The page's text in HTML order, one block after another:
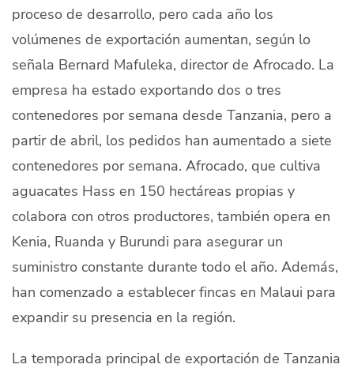
Quiénes Somos
Productores
Mercados
Contacto
modo claro
proceso de desarrollo, pero cada año los
volúmenes de exportación aumentan, según lo
señala Bernard Mafuleka, director de Afrocado. La
empresa ha estado exportando dos o tres
contenedores por semana desde Tanzania, pero a
partir de abril, los pedidos han aumentado a siete
contenedores por semana. Afrocado, que cultiva
aguacates Hass en 150 hectáreas propias y
colabora con otros productores, también opera en
Kenia, Ruanda y Burundi para asegurar un
suministro constante durante todo el año. Además,
han comenzado a establecer fincas en Malaui para
expandir su presencia en la región.
La temporada principal de exportación de Tanzania